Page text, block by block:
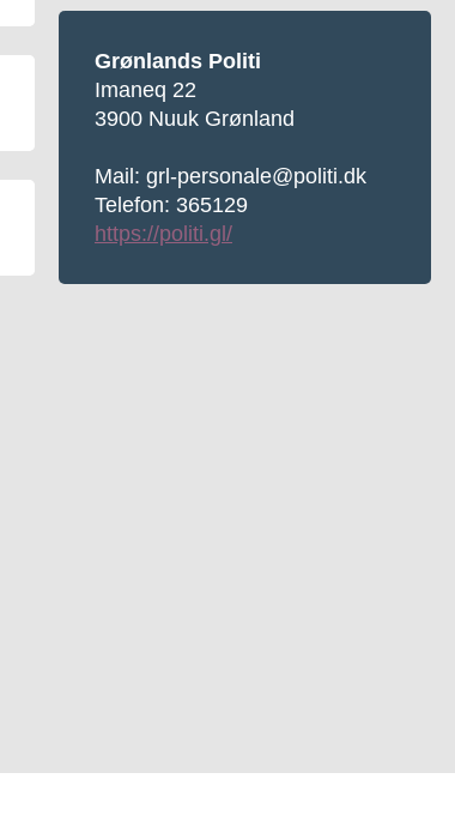
Grønlands Politi
Imaneq 22
3900 Nuuk Grønland
Mail: grl-personale@politi.dk
Telefon: 365129
https://politi.gl/